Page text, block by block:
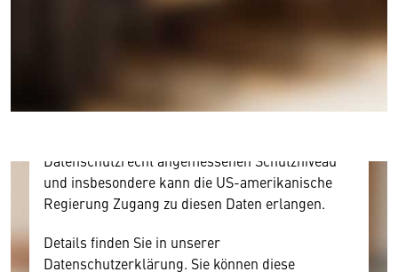
Hier würden wir Ihnen gerne einen externen
Inhalt anzeigen. Dafür benötigen wir allerdings
Ihre Zustimmung, da Ihr Browser
personenbezogene technische Daten zu Geräten
und Nutzerverhalten mitunter mit US-
amerikanischen Anbietern austauscht.
Datenschutzrecht angemessenen Schutzniveau
und insbesondere kann die US-amerikanische
Regierung Zugang zu diesen Daten erlangen.
Details finden Sie in unserer
Datenschutzerklärung. Sie können diese